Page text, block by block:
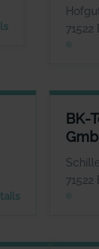
m
BK-
BK-